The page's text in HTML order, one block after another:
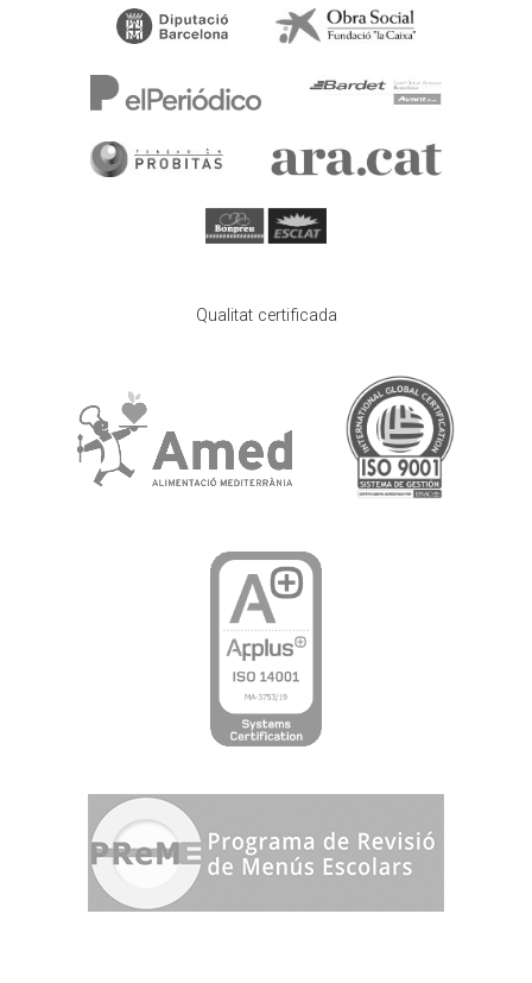
Qualitat certificada